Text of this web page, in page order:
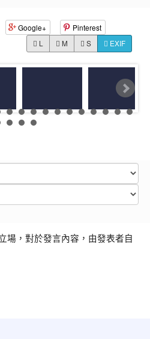
Google+ Pinterest
L M S EXIF
場，對於發言內容，由發表者自